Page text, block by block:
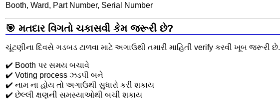
Booth, Ward, Part Number, Serial Number
🎯 મતદાર વિગતો ચકાસવી કેમ જરૂરી છે?
ચૂંટણીના દિવસે ગડબડ ટાળવા માટે અગાઉથી તમારી માહિતી verify કરવી ખૂબ જરૂરી છે.
✔️ Booth પર સમય બચાવે
✔️ Voting process ઝડપી બને
✔️ નામ ના હોય તો અગાઉથી સુધારો કરી શકાય
✔️ છેલ્લી ક્ષણની સમસ્યાઓથી બચી શકાય